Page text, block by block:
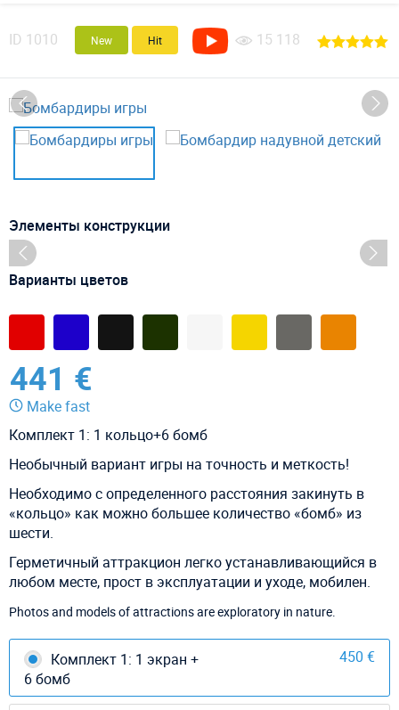
ID 1010 New Hit 15 118
Элементы конструкции
Варианты цветов
441 €
Make fast
Комплект 1: 1 кольцо+6 бомб
Необычный вариант игры на точность и меткость!
Необходимо с определенного расстояния закинуть в
«кольцо» как можно большее количество «бомб» из
шести.
Герметичный аттракцион легко устанавливающийся в
любом месте, прост в эксплуатации и уходе, мобилен.
Photos and models of attractions are exploratory in nature.
Комплект 1: 1 экран +
6 бомб
450 €